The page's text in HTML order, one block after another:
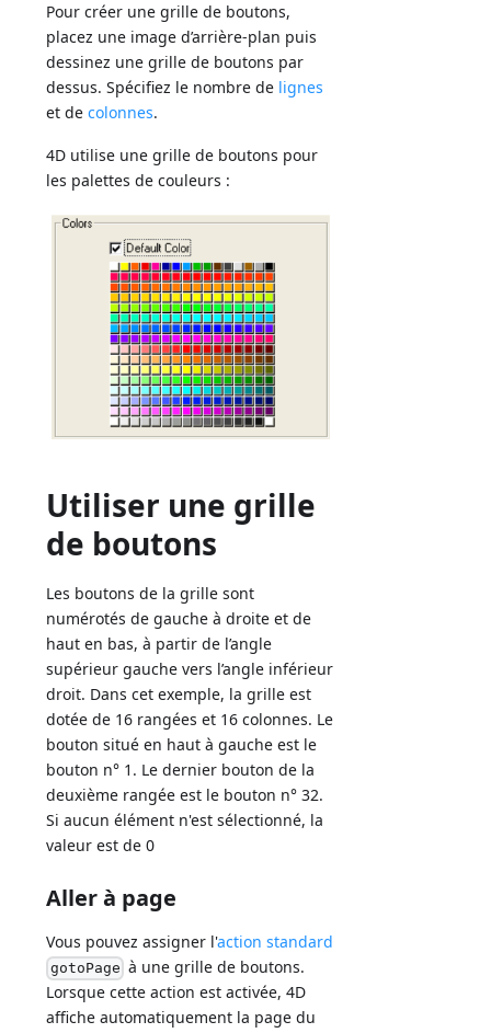
Pour créer une grille de boutons,
placez une image d’arrière-plan puis
dessinez une grille de boutons par
dessus. Spécifiez le nombre de lignes
et decolonnes.
4D utilise une grille de boutons pour
les palettes de couleurs :
Utiliser une grille
de boutons
Les boutons de la grille sont
numérotés de gauche à droite et de
haut en bas, à partir de l’angle
supérieur gauche vers l’angle inférieur
droit. Dans cet exemple, la grille est
dotée de 16 rangées et 16 colonnes. Le
bouton situé en haut à gauche est le
bouton n° 1. Le dernier bouton de la
deuxième rangée est le bouton n° 32.
Si aucun élément n'est sélectionné, la
valeur est de 0
Aller à page
Vous pouvez assigner l'action standard
gotoPage à une grille de boutons.
Lorsque cette action est activée, 4D
affiche automatiquement la page du